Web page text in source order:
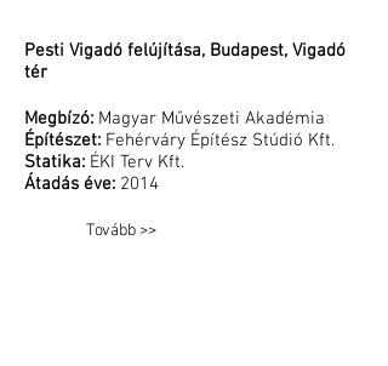
Pesti Vigadó felújítása, Budapest, Vigadó
tér
Megbízó: Magyar Művészeti Akadémia
Építészet: Fehérváry Építész Stúdió Kft.
Statika: ÉKI Terv Kft.
Átadás éve: 2014
Tovább >>